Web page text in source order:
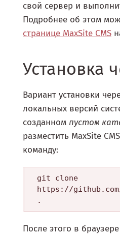
свой сервер и
Подробнее об этом
странице MaxSite CMS
Установка
Вариант установки
локальных версий
созданном пустом
разместить MaxSite
команду:
git clone
https://
После этого в